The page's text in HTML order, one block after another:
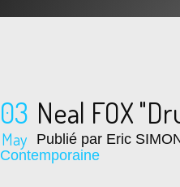
03
May
Neal FOX
Publié par Eric
Contemporaine